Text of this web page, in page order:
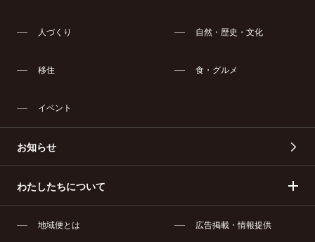
人づくり 自然・歴史・文化
移住 食・グルメ
イベント
お知らせ
わたしたちについて
地域便とは 広告掲載・情報提供